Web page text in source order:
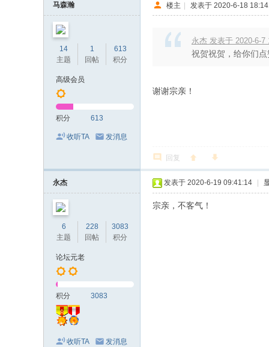
马森瀚
14
主题
1
回帖
613
积分
高级会员
积分 613
收听TA 发消息
楼主 | 发表于 2020-6-18
永杰 发表于 2020-6-7
祝贺祝贺，给你们点
谢谢宗亲！
回复
永杰
6
主题
228
回帖
3083
积分
论坛元老
积分 3083
收听TA 发消息
发表于 2020-6-19 09:41:14
宗亲，不客气！